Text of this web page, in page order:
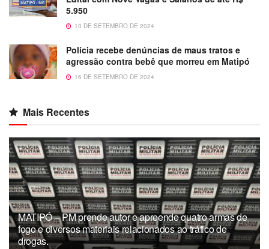
5.950
10 DE SETEMBRO DE 2024
Polícia recebe denúncias de maus tratos e
agressão contra bebê que morreu em Matipó
16 DE SETEMBRO DE 2024
Mais Recentes
MATIPÓ – PM prende autor e apreende quatro armas de
fogo e diversos materiais relacionados ao tráfico de
drogas.